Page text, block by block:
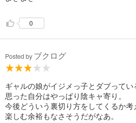
0
Posted by ブクログ
ギャルの娘がイジメっ子とダブって
思った自分はやっぱり陰キャ寄り。
今後どういう裏切り方をしてくるか
楽しむ余裕もなさそうだがなあ。